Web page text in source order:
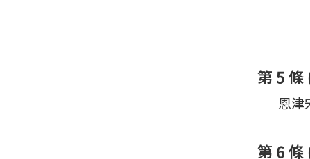
第 5 條
恩津
第 6 條